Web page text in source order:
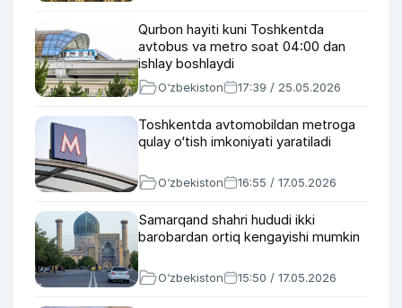
Qurbon hayiti kuni Toshkentda
avtobus va metro soat 04:00 dan
ishlay boshlaydi
O‘zbekiston 17:39 / 25.05.2026
Toshkentda avtomobildan metroga
qulay o‘tish imkoniyati yaratiladi
O‘zbekiston 16:55 / 17.05.2026
Samarqand shahri hududi ikki
barobardan ortiq kengayishi mumkin
O‘zbekiston 15:50 / 17.05.2026